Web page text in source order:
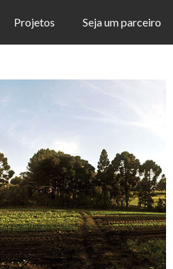
Projetos Seja um parceiro